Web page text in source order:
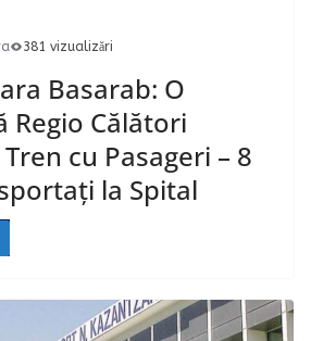
381 vizualizări
Basarab: O
Regio Călători
cu Pasageri – 8
la Spital